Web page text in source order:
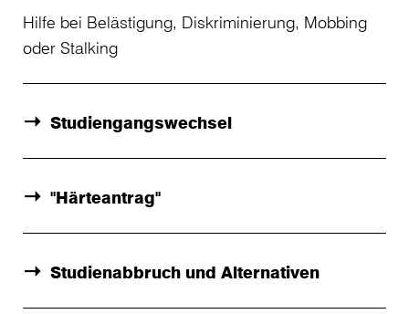
Hilfe bei Belästigung, Diskriminierung, Mobbing
oder Stalking
Studiengangswechsel
"Härteantrag"
Studienabbruch und Alternativen